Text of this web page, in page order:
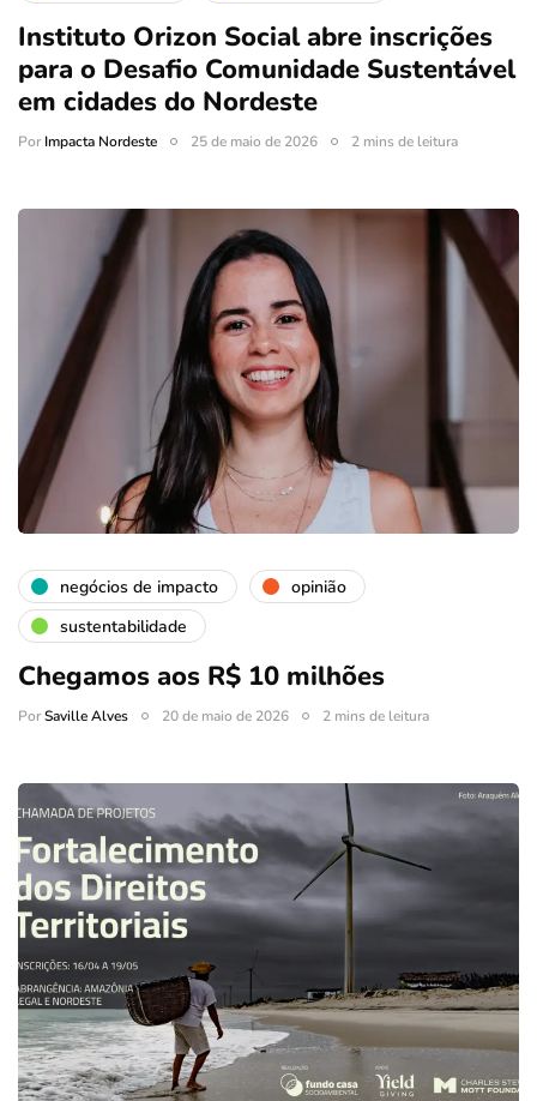
Instituto Orizon Social abre inscrições
para o Desafio Comunidade Sustentável
em cidades do Nordeste
PorImpacta Nordeste 25 de maio de 2026 2 mins de leitura
negócios de impacto
opinião
sustentabilidade
Chegamos aos R$ 10 milhões
PorSaville Alves 20 de maio de 2026 2 mins de leitura